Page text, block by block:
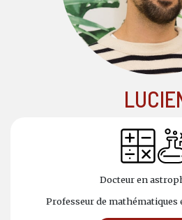
Docteur en
Professeur de